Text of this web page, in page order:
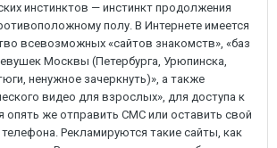
инстинктов — инстинкт продолжения
полу. В Интернете имеется
всевозможных «сайтов знакомств», «баз
Москвы (Петербурга, Урюпинска,
ненужное зачеркнуть)», а также
видео для взрослых», для доступа к
опять же отправить СМС или оставить свой
Рекламируются такие сайты, как